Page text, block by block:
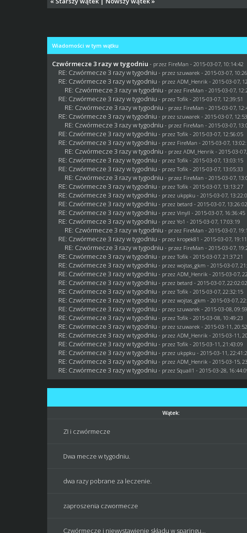
Wiadomości w tym wątku
Czwórmecze 3 razy w tygodniu - przez FireMan - 2015-03-07, 10:14:42
RE: Czwórmecze 3 razy w tygodniu - przezszuwarek - 2015-03-07,
RE: Czwórmecze 3 razy w tygodniu - przezADM_Henrik - 2015-03-07,
RE: Czwórmecze 3 razy w tygodniu - przez FireMan - 2015-03-07,
RE: Czwórmecze 3 razy w tygodniu - przezTofik - 2015-03-07, 12:39:51
RE: Czwórmecze 3 razy w tygodniu - przez FireMan - 2015-03-07,
RE: Czwórmecze 3 razy w tygodniu - przezszuwarek - 2015-03-07,
RE: Czwórmecze 3 razy w tygodniu - przez FireMan - 2015-03-07,
RE: Czwórmecze 3 razy w tygodniu - przezTofik - 2015-03-07, 12:56:05
RE: Czwórmecze 3 razy w tygodniu - przez FireMan - 2015-03-07,
RE: Czwórmecze 3 razy w tygodniu - przezADM_Henrik - 2015-03-
RE: Czwórmecze 3 razy w tygodniu - przezTofik - 2015-03-07, 13:03:15
RE: Czwórmecze 3 razy w tygodniu - przezTofik - 2015-03-07, 13:05:33
RE: Czwórmecze 3 razy w tygodniu - przez FireMan - 2015-03-07,
RE: Czwórmecze 3 razy w tygodniu - przezTofik - 2015-03-07, 13:13:27
RE: Czwórmecze 3 razy w tygodniu - przez ukppku - 2015-03-07,
RE: Czwórmecze 3 razy w tygodniu - przez betard - 2015-03-07, 13:26:02
RE: Czwórmecze 3 razy w tygodniu - przez Vinyll - 2015-03-07, 16:36:45
RE: Czwórmecze 3 razy w tygodniu - przezYo1 - 2015-03-07, 17:03:19
RE: Czwórmecze 3 razy w tygodniu - przez FireMan - 2015-03-07,
RE: Czwórmecze 3 razy w tygodniu - przez kropek81 - 2015-03-07,
RE: Czwórmecze 3 razy w tygodniu - przez FireMan - 2015-03-07,
RE: Czwórmecze 3 razy w tygodniu - przezTofik - 2015-03-07, 21:37:21
RE: Czwórmecze 3 razy w tygodniu - przezwojtas_gkm - 2015-03-07,
RE: Czwórmecze 3 razy w tygodniu - przezADM_Henrik - 2015-03-07,
RE: Czwórmecze 3 razy w tygodniu - przez betard - 2015-03-07, 22:02:02
RE: Czwórmecze 3 razy w tygodniu - przezTofik - 2015-03-07, 22:32:15
RE: Czwórmecze 3 razy w tygodniu - przezwojtas_gkm - 2015-03-07,
RE: Czwórmecze 3 razy w tygodniu - przezszuwarek - 2015-03-08,
RE: Czwórmecze 3 razy w tygodniu - przezTofik - 2015-03-08, 10:49:23
RE: Czwórmecze 3 razy w tygodniu - przezszuwarek - 2015-03-11,
RE: Czwórmecze 3 razy w tygodniu - przezADM_Henrik - 2015-03-11,
RE: Czwórmecze 3 razy w tygodniu - przezTofik - 2015-03-11, 21:43:09
RE: Czwórmecze 3 razy w tygodniu - przez ukppku - 2015-03-11,
RE: Czwórmecze 3 razy w tygodniu - przezADM_Henrik - 2015-03-15,
RE: Czwórmecze 3 razy w tygodniu - przezSquall1 - 2015-03-28,
Wątek:
ZI i czwórmecze
Dwa mecze w tygodniu.
dwa razy pobrane za leczenie.
zaproszenia czwormecze
Czwórmecze i niewystawienie składu w sparingu...